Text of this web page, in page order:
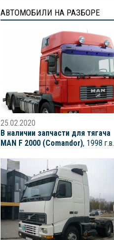
АВТОМОБИЛИ НА РАЗБОРЕ
25.02.2020
В наличии запчасти для тягача
MAN F 2000 (Comandor), 1998 г.в.